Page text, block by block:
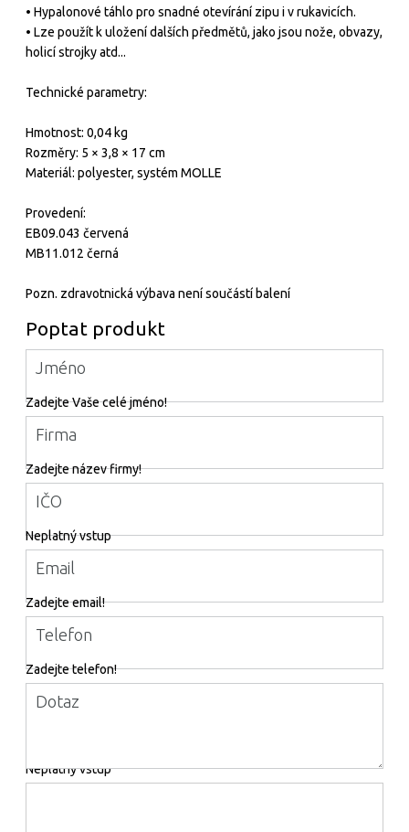
• Hypalonové táhlo pro snadné otevírání zipu i v rukavicích.
• Lze použít k uložení dalších předmětů, jako jsou nože, obvazy,
holicí strojky atd...
Technické parametry:
Hmotnost: 0,04 kg
Rozměry: 5 × 3,8 × 17 cm
Materiál: polyester, systém MOLLE
Provedení:
EB09.043 červená
MB11.012 černá
Pozn. zdravotnická výbava není součástí balení
Poptat produkt
Jméno
Zadejte Vaše celé jméno!
Firma
Zadejte název firmy!
IČO
Neplatný vstup
Email
Zadejte email!
Telefon
Zadejte telefon!
Dotaz
Neplatný vstup